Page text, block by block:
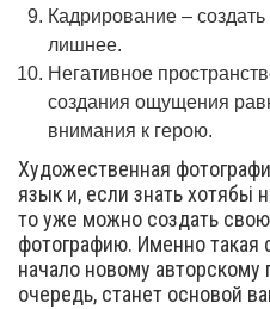
Кадрирование –
лишнее.
Негативное
создания ощущения
внимания к герою.
Художественная
язык и, если знать
то уже можно создать
фотографию. Именно такая
начало новому
очередь, станет основой